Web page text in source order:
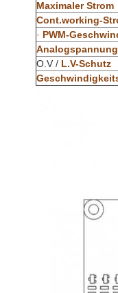
Maximaler Strom
Cont.working-
· PWM-
O.V / L.V-Schutz